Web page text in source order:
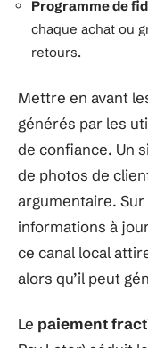
Programme de
chaque achat ou
retours.
Mettre en avant
générés par les
de confiance. Un
de photos de
argumentaire.
informations à
ce canal local
alors qu’il peut
Le paiement